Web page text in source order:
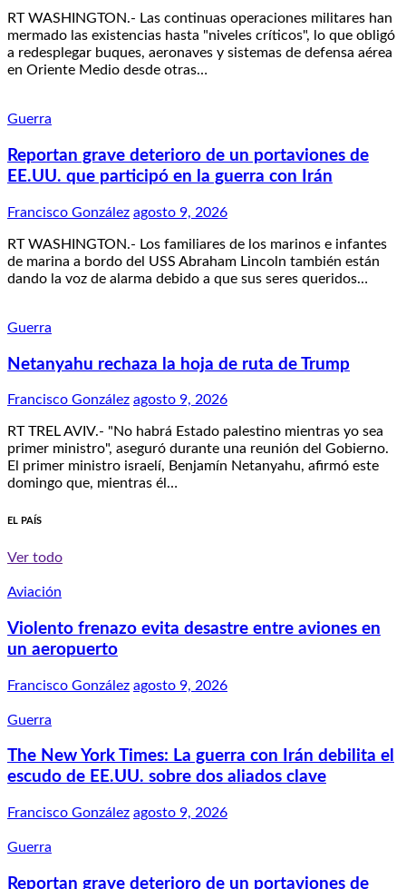
RT WASHINGTON.- Las continuas operaciones militares han
mermado las existencias hasta "niveles críticos", lo que obligó
a redesplegar buques, aeronaves y sistemas de defensa aérea
en Oriente Medio desde otras…
Guerra
Reportan grave deterioro de un portaviones de
EE.UU. que participó en la guerra con Irán
Francisco González agosto 9, 2026
RT WASHINGTON.- Los familiares de los marinos e infantes
de marina a bordo del USS Abraham Lincoln también están
dando la voz de alarma debido a que sus seres queridos…
Guerra
Netanyahu rechaza la hoja de ruta de Trump
Francisco González agosto 9, 2026
RT TREL AVIV.- "No habrá Estado palestino mientras yo sea
primer ministro", aseguró durante una reunión del Gobierno.
El primer ministro israelí, Benjamín Netanyahu, afirmó este
domingo que, mientras él…
EL PAÍS
Ver todo
Aviación
Violento frenazo evita desastre entre aviones en
un aeropuerto
Francisco González agosto 9, 2026
Guerra
The New York Times: La guerra con Irán debilita el
escudo de EE.UU. sobre dos aliados clave
Francisco González agosto 9, 2026
Guerra
Reportan grave deterioro de un portaviones de